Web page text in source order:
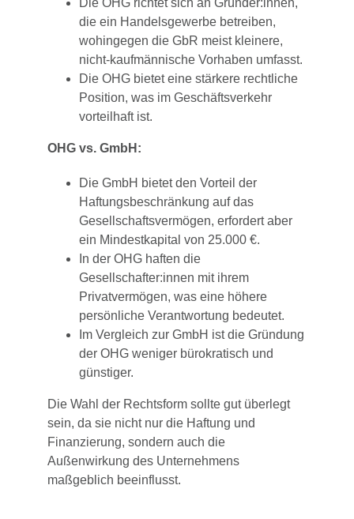
die ein Handelsgewerbe betreiben,
wohingegen die GbR meist kleinere,
nicht-kaufmännische Vorhaben umfasst.
Die OHG bietet eine stärkere rechtliche
Position, was im Geschäftsverkehr
vorteilhaft ist.
OHG vs. GmbH:
Die GmbH bietet den Vorteil der
Haftungsbeschränkung auf das
Gesellschaftsvermögen, erfordert aber
ein Mindestkapital von 25.000 €.
In der OHG haften die
Gesellschafter:innen mit ihrem
Privatvermögen, was eine höhere
persönliche Verantwortung bedeutet.
Im Vergleich zur GmbH ist die Gründung
der OHG weniger bürokratisch und
günstiger.
Die Wahl der Rechtsform sollte gut überlegt
sein, da sie nicht nur die Haftung und
Finanzierung, sondern auch die
Außenwirkung des Unternehmens
maßgeblich beeinflusst.